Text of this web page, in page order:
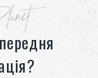
гігієнічність і
підсилює відчуття
простору.